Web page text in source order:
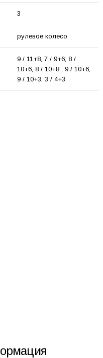
3
рулевое колесо
9 / 11+8, 7 / 9+6, 8 /
10+6, 8 / 10+8 , 9 / 10+6,
9 / 10+3, 3 / 4+3